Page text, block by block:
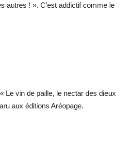
autres ! ». C’est addictif comme le
Le vin de paille, le nectar des dieux
aux éditions Aréopage.